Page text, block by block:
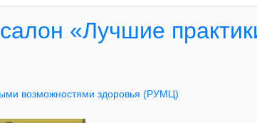
«Лучшие
возможностями здоровья (РУМЦ)